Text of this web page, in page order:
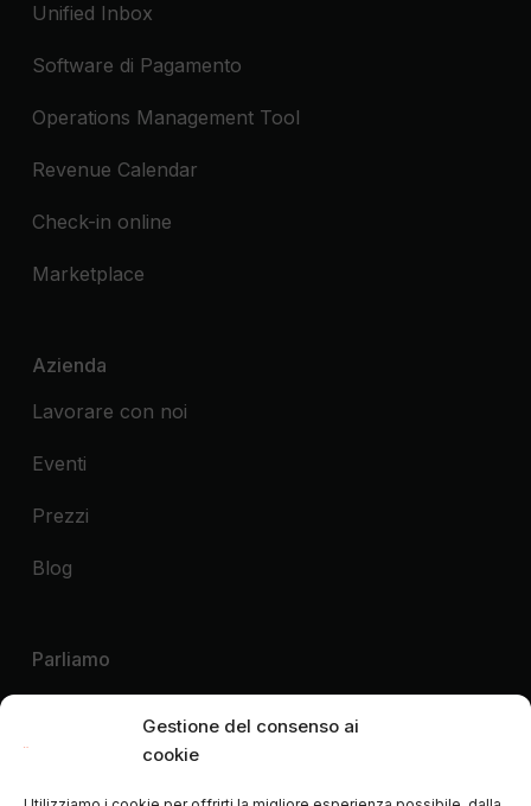
Gestione del consenso ai
cookie
Unified Inbox
Software di Pagamento
Operations Management Tool
Revenue Calendar
Check-in online
Marketplace
Azienda
Lavorare con noi
Eventi
Prezzi
Blog
Parliamo
Voglio contattare